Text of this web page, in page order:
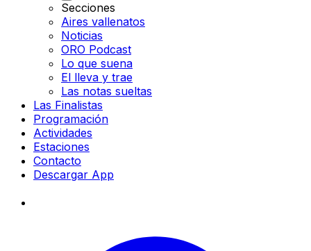
Secciones
Aires vallenatos
Noticias
ORO Podcast
Lo que suena
El lleva y trae
Las notas sueltas
Las Finalistas
Programación
Actividades
Estaciones
Contacto
Descargar App